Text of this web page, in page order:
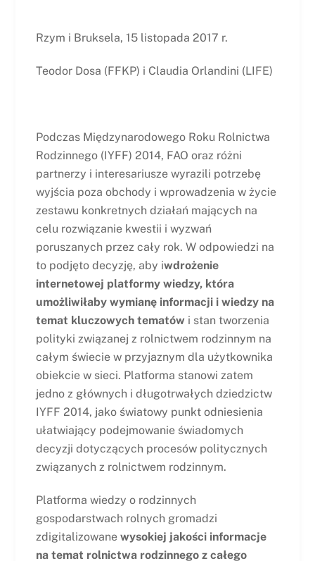
Rzym i Bruksela, 15 listopada 2017 r.
Teodor Dosa (FFKP) i Claudia Orlandini (LIFE)
Podczas Międzynarodowego Roku Rolnictwa
Rodzinnego (IYFF) 2014, FAO oraz różni
partnerzy i interesariusze wyrazili potrzebę
wyjścia poza obchody i wprowadzenia w życie
zestawu konkretnych działań mających na
celu rozwiązanie kwestii i wyzwań
poruszanych przez cały rok. W odpowiedzi na
to podjęto decyzję, aby iwdrożenie
internetowej platformy wiedzy, która
umożliwiłaby wymianę informacji i wiedzy na
temat kluczowych tematów i stan tworzenia
polityki związanej z rolnictwem rodzinnym na
całym świecie w przyjaznym dla użytkownika
obiekcie w sieci. Platforma stanowi zatem
jedno z głównych i długotrwałych dziedzictw
IYFF 2014, jako światowy punkt odniesienia
ułatwiający podejmowanie świadomych
decyzji dotyczących procesów politycznych
związanych z rolnictwem rodzinnym.
Platforma wiedzy o rodzinnych
gospodarstwach rolnych gromadzi
zdigitalizowane wysokiej jakości informacje
na temat rolnictwa rodzinnego z całego